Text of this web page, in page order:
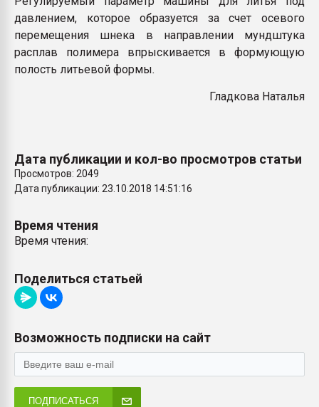
бутылок
давлением, которое образуется за счет осевого
перемещения шнека в направлении мундштука
расплав полимера впрыскивается в формующую
полость литьевой формы.
Гладкова Наталья
Дата публикации и кол-во просмотров статьи
Просмотров: 2049
Дата публикации: 23.10.2018 14:51:16
Время чтения
Время чтения:
Поделиться статьей
Возможность подписки на сайт
ПОДПИСАТЬСЯ